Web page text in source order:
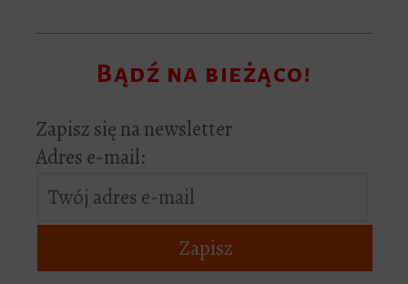
Bądź na bieżąco!
Zapisz się na newsletter
Adres e-mail: